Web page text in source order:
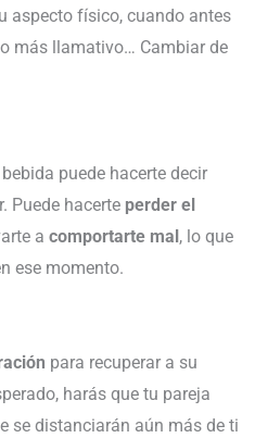
aspecto físico, cuando antes
más llamativo… Cambiar de
puede hacerte decir
Puede hacerteperder el
a comportarte mal , lo que
ese momento.
para recuperar a su
harás que tu pareja
se distanciarán aún más de ti